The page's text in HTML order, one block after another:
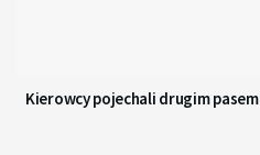
Kierowcy pojechali drugim